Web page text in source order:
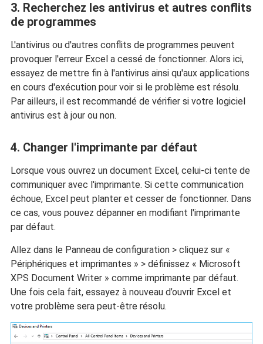
3. Recherchez les antivirus et autres conflits
de programmes
L'antivirus ou d'autres conflits de programmes peuvent
provoquer l'erreur Excel a cessé de fonctionner. Alors ici,
essayez de mettre fin à l'antivirus ainsi qu'aux applications
en cours d'exécution pour voir si le problème est résolu.
Par ailleurs, il est recommandé de vérifier si votre logiciel
antivirus est à jour ou non.
4. Changer l'imprimante par défaut
Lorsque vous ouvrez un document Excel, celui-ci tente de
communiquer avec l'imprimante. Si cette communication
échoue, Excel peut planter et cesser de fonctionner. Dans
ce cas, vous pouvez dépanner en modifiant l'imprimante
par défaut.
Allez dans le Panneau de configuration > cliquez sur «
Périphériques et imprimantes » > définissez « Microsoft
XPS Document Writer » comme imprimante par défaut.
Une fois cela fait, essayez à nouveau d’ouvrir Excel et
votre problème sera peut-être résolu.